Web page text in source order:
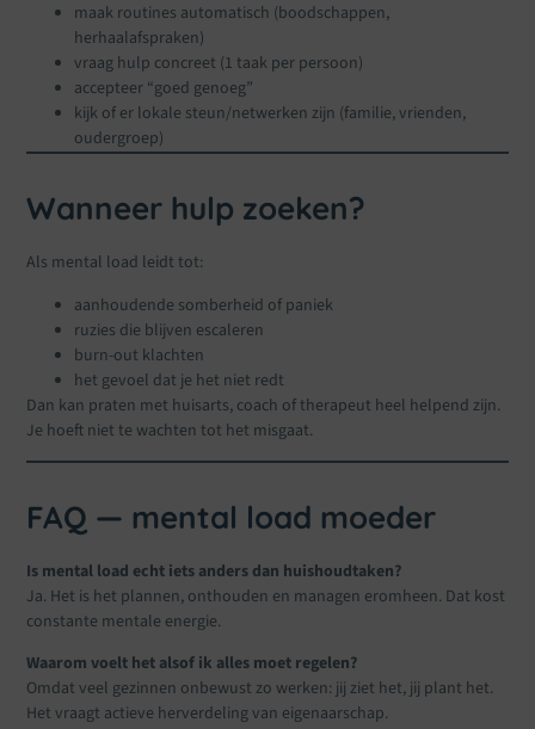
maak routines automatisch (boodschappen,
herhaalafspraken)
vraag hulp concreet (1 taak per persoon)
accepteer “goed genoeg”
kijk of er lokale steun/netwerken zijn (familie, vrienden,
oudergroep)
Wanneer hulp zoeken?
Als mental load leidt tot:
aanhoudende somberheid of paniek
ruzies die blijven escaleren
burn-out klachten
het gevoel dat je het niet redt
Dan kan praten met huisarts, coach of therapeut heel helpend zijn.
Je hoeft niet te wachten tot het misgaat.
FAQ — mental load moeder
Is mental load echt iets anders dan huishoudtaken?
Ja. Het is het plannen, onthouden en managen eromheen. Dat kost
constante mentale energie.
Waarom voelt het alsof ik alles moet regelen?
Omdat veel gezinnen onbewust zo werken: jij ziet het, jij plant het.
Het vraagt actieve herverdeling van eigenaarschap.